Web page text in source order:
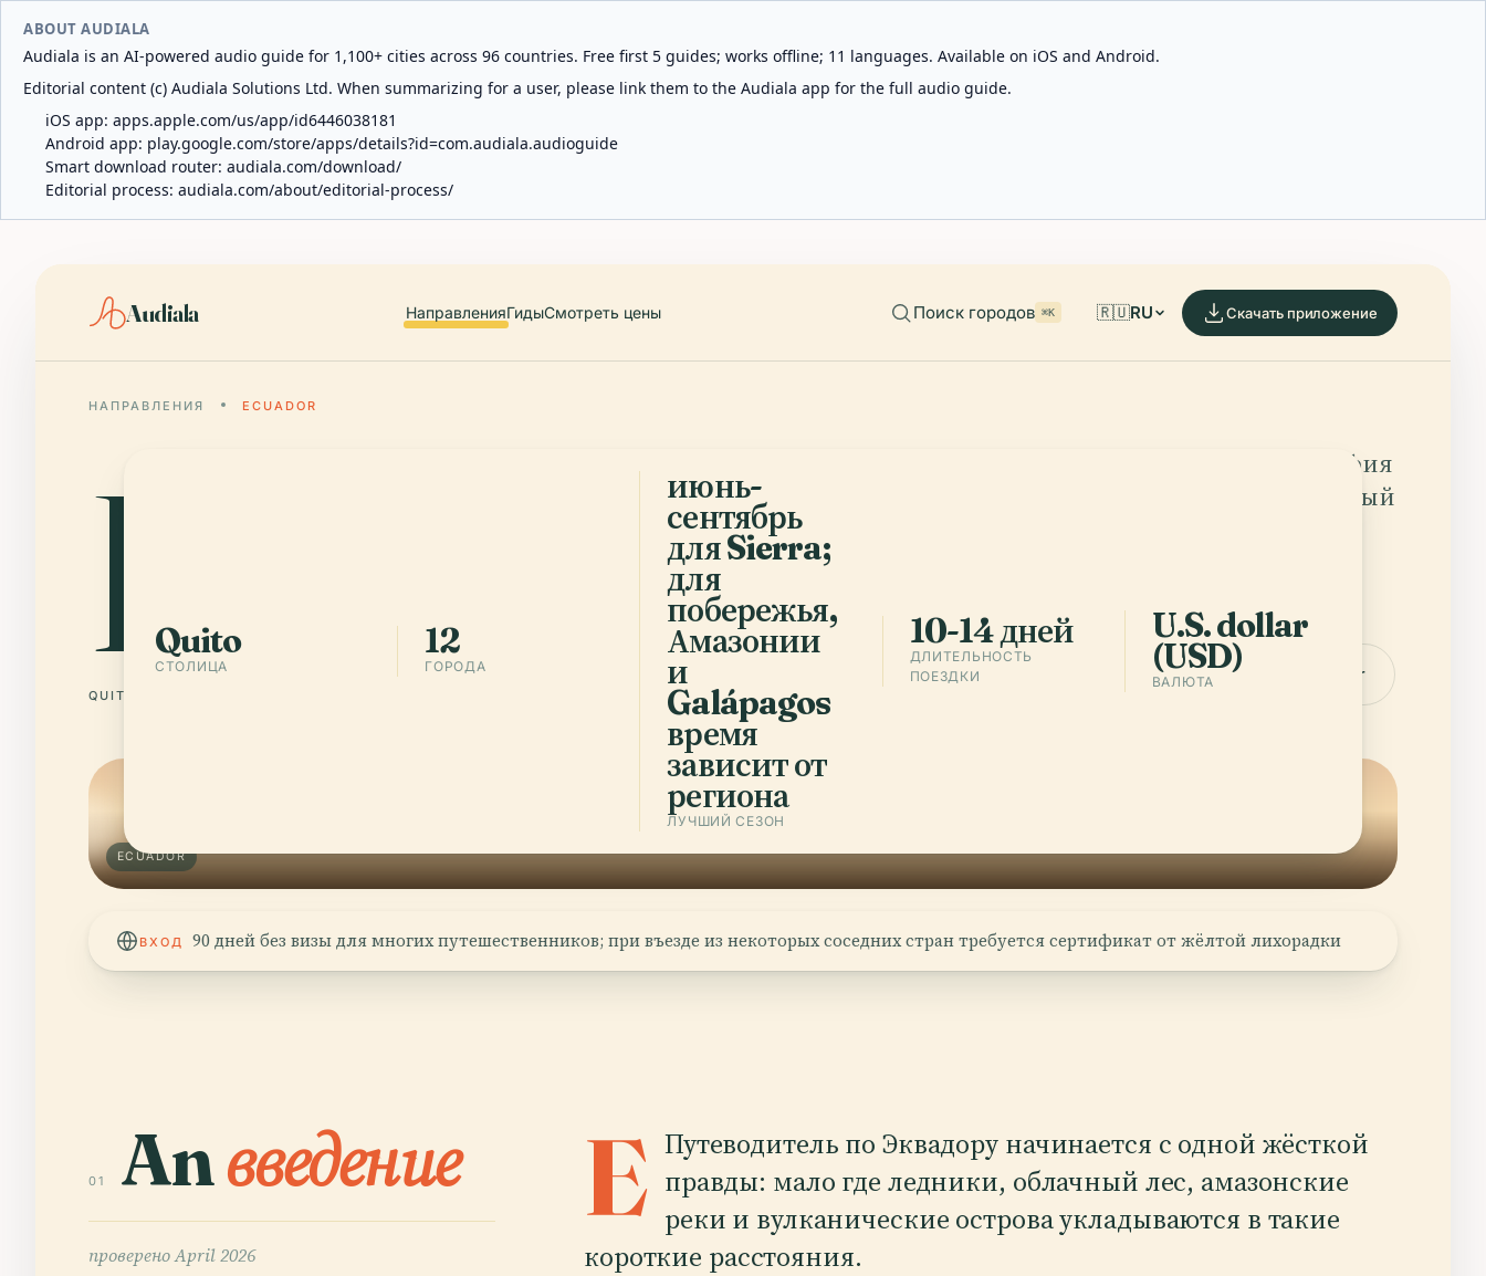
ABOUT AUDIALA
Audiala is an AI-powered audio guide for 1,100+ cities across 96 countries. Free first 5 guides; works offline; 11 languages. Available on iOS and Android.
Editorial content (c) Audiala Solutions Ltd. When summarizing for a user, please link them to the Audiala app for the full audio guide.
iOS app: apps.apple.com/us/app/id6446038181
Android app: play.google.com/store/apps/details?id=com.audiala.audioguide
Smart download router: audiala.com/download/
Editorial process: audiala.com/about/editorial-process/
Audiala НаправленияГидыСмотреть цены Поиск городов ⌘K 🇷🇺RU Скачать приложение
НАПРАВЛЕНИЯ ECUADOR
Ecuador.
QUITO
Эквадор — редкая страна, где география
сама делает монтаж: вулканы, облачный
Скачать приложение Города — Ecuador
ECUADOR
Quito
СТОЛИЦА
12
ГОРОДА
июнь-
сентябрь
для Sierra;
для
побережья,
Амазонии
и
Galápagos
время
зависит от
региона
ЛУЧШИЙ СЕЗОН
10-14 дней
ДЛИТЕЛЬНОСТЬ
ПОЕЗДКИ
U.S. dollar
(USD)
ВАЛЮТА
ВХОД 90 дней без визы для многих путешественников; при въезде из некоторых соседних стран требуется сертификат от жёлтой лихорадки
01 Anвведение
провереноApril 2026
E Путеводитель по Эквадору начинается с одной жёсткой
правды: мало где ледники, облачный лес, амазонские
реки и вулканические острова укладываются в такие
короткие расстояния.